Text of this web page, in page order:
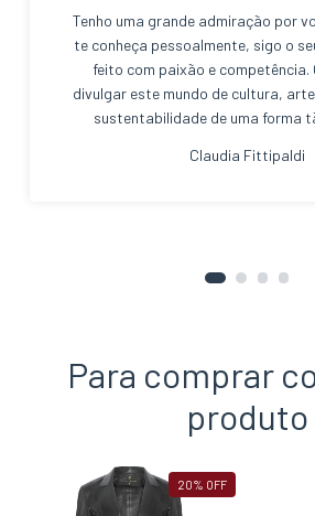
Tenho uma grande admiração por
te conheça pessoalmente, sigo o
feito com paixão e competência.
divulgar este mundo de cultura,
sustentabilidade de uma forma
Claudia Fittipaldi
Para comprar
produto
20% OFF